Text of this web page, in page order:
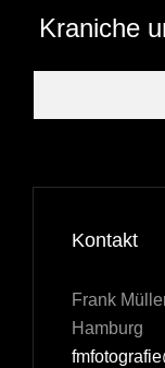
Kraniche
Kontakt
Frank
Hamburg